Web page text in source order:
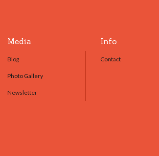
Media
Blog
Photo Gallery
Newsletter
Info
Contact